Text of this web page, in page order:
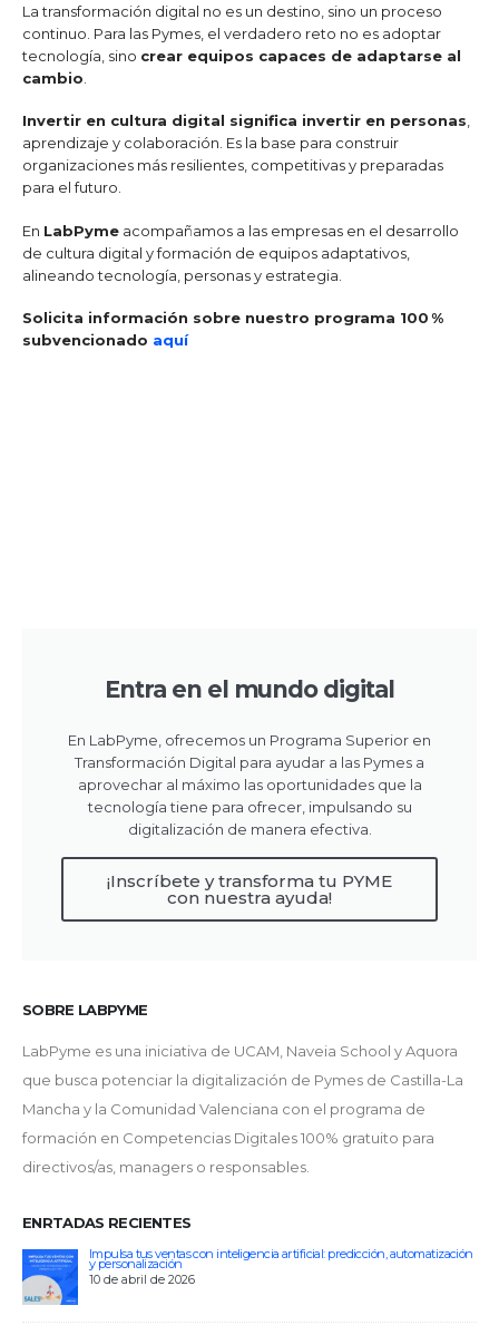
La transformación digital no es un destino, sino un proceso
continuo. Para las Pymes, el verdadero reto no es adoptar
tecnología, sino crear equipos capaces de adaptarse al
cambio
Invertir en cultura digital significa invertir en personas,
aprendizaje y colaboración. Es la base para construir
organizaciones más resilientes, competitivas y preparadas
para el futuro.
En LabPyme acompañamos a las empresas en el desarrollo
de cultura digital y formación de equipos adaptativos,
alineando tecnología, personas y estrategia.
Solicita información sobre nuestro programa 100 %
subvencionado aquí
Entra en el mundo digital
En LabPyme, ofrecemos un Programa Superior en
Transformación Digital para ayudar a las Pymes a
aprovechar al máximo las oportunidades que la
tecnología tiene para ofrecer, impulsando su
digitalización de manera efectiva.
¡Inscríbete y transforma tu PYME
con nuestra ayuda!
SOBRE LABPYME
LabPyme es una iniciativa de UCAM, Naveia School y Aquora
que busca potenciar la digitalización de Pymes de Castilla-La
Mancha y la Comunidad Valenciana con el programa de
formación en Competencias Digitales 100% gratuito para
directivos/as, managers o responsables.
ENRTADAS RECIENTES
Impulsa tus ventas con inteligencia artificial: predicción, automatización
y personalización
10 de abril de 2026